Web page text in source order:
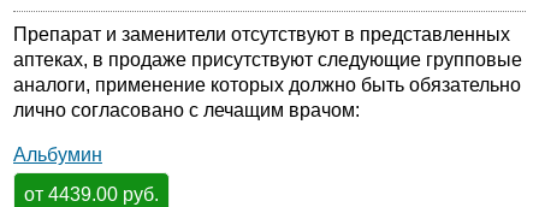
Препарат и заменители отсутствуют в представленных
аптеках, в продаже присутствуют следующие групповые
аналоги, применение которых должно быть обязательно
лично согласовано с лечащим врачом:
Альбумин
от 4439.00 руб.